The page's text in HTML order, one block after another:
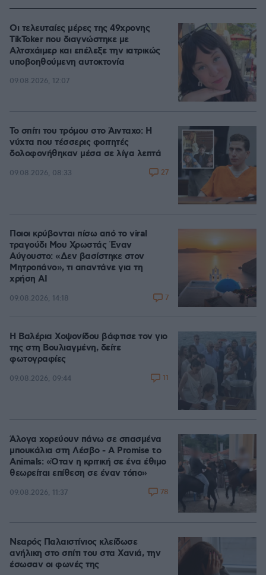
Οι τελευταίες μέρες της 49χρονης
TikToker που διαγνώστηκε με
Αλτσχάιμερ και επέλεξε την ιατρικώς
υποβοηθούμενη αυτοκτονία
09.08.2026, 12:07
Το σπίτι του τρόμου στο Άινταχο: Η
νύχτα που τέσσερις φοιτητές
δολοφονήθηκαν μέσα σε λίγα λεπτά
09.08.2026, 08:33 27
Ποιοι κρύβονται πίσω από το viral
τραγούδι Μου Χρωστάς Έναν
Αύγουστο: «Δεν βασίστηκε στον
Μητροπάνο», τι απαντάνε για τη
χρήση AI
09.08.2026, 14:18 7
Η Βαλέρια Χοψονίδου βάφτισε τον γιο
της στη Βουλιαγμένη, δείτε
φωτογραφίες
09.08.2026, 09:44 11
Άλογα χορεύουν πάνω σε σπασμένα
μπουκάλια στη Λέσβο - A Promise to
Animals: «Όταν η κριτική σε ένα έθιμο
θεωρείται επίθεση σε έναν τόπο»
09.08.2026, 11:37 78
Νεαρός Παλαιστίνιος κλείδωσε
ανήλικη στο σπίτι του στα Χανιά, την
έσωσαν οι φωνές της